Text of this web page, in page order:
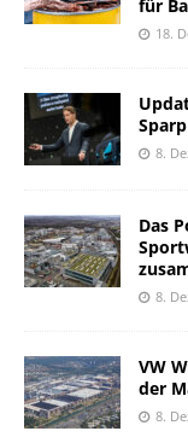
für
18.
8.
Das
8.
VW
der
8.